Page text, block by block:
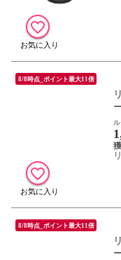
8/8時点_ポイント最大11倍
8/8時点_ポイント最大11倍